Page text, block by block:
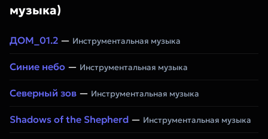
музыка)
ДОМ_01.2 — Инструментальная музыка
Синие небо — Инструментальная музыка
Северный зов — Инструментальная музыка
Shadows of the Shepherd — Инструментальная музыка